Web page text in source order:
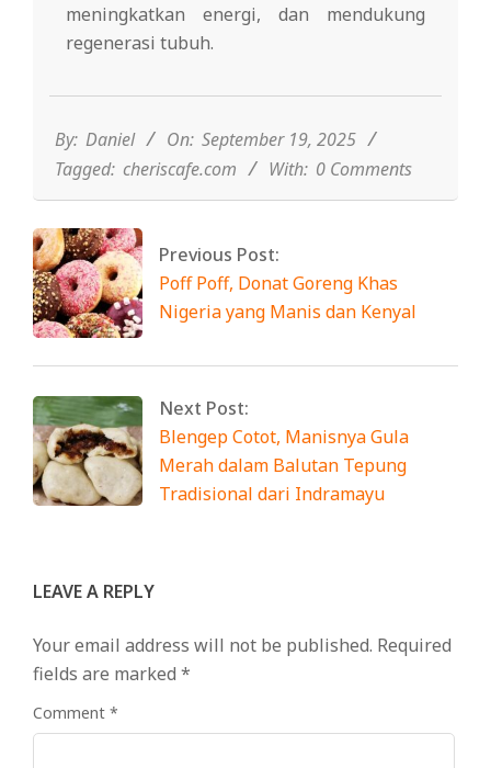
meningkatkan energi, dan mendukung
regenerasi tubuh.
19
By: Daniel On: September 19, 2025
Tagged: cheriscafe.com With: 0 Comments
Previous Post:
Poff Poff, Donat Goreng Khas
Nigeria yang Manis dan Kenyal
Next Post:
Blengep Cotot, Manisnya Gula
Merah dalam Balutan Tepung
Tradisional dari Indramayu
LEAVE A REPLY
Your email address will not be published. Required
fields are marked *
Comment *